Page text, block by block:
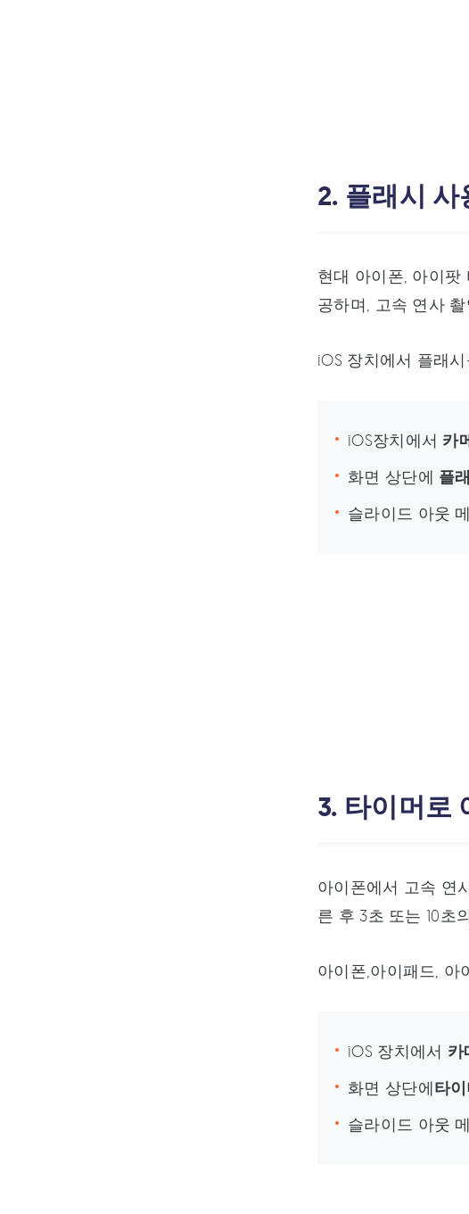
2. 플래시
현대 아이폰, 아이팟
공하며, 고속 연사
iOS 장치에서 플래
iOS장치에서 카
화면 상단에 플
슬라이드 아웃
3. 타이머로
아이폰에서 고속 연
른 후 3초 또는 10초
아이폰,아이패드, 아
iOS 장치에서 카
화면 상단에타
슬라이드 아웃